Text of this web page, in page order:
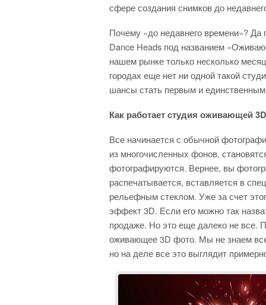
сфере создания снимков до
Почему «до недавнего времени»? Да
Dance Heads под названием
нашем рынке только несколько
городах еще нет ни одной такой
шансы стать первым и
Как работает студия оживающей 3
Все начинается с обычной
из многочисленных фонов,
фотографируются. Вернее, вы
распечатывается, вставляется в
рельефным стеклом. Уже за счет
эффект 3D. Если его можно так
продаже. Но это еще далеко не все.
оживающее 3D фото. Мы не знаем
но на деле все это выглядит